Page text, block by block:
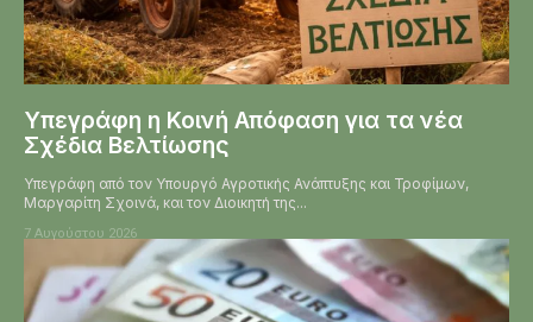
Υπεγράφη η Κοινή Απόφαση για τα νέα
Σχέδια Βελτίωσης
Υπεγράφη από τον Υπουργό Αγροτικής Ανάπτυξης και Τροφίμων,
Μαργαρίτη Σχοινά, και τον Διοικητή της...
7 Αυγούστου 2026